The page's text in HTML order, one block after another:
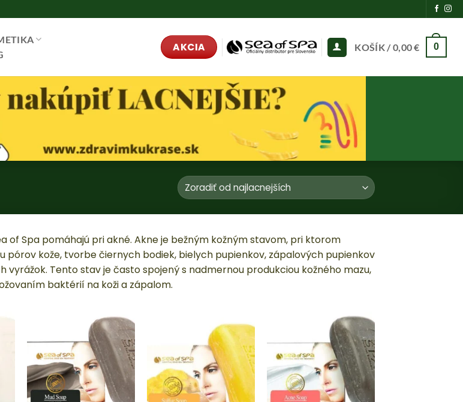
AKCIA KOŠÍK /0,00€ 0
of Spa pomáhajú pri akné. Akne je bežným kožným stavom, pri ktorom
pórov kože, tvorbe čiernych bodiek, bielych pupienkov, zápalových pupienkov
vyrážok. Tento stav je často spojený s nadmernou produkciou kožného mazu,
baktérií na koži a zápalom.